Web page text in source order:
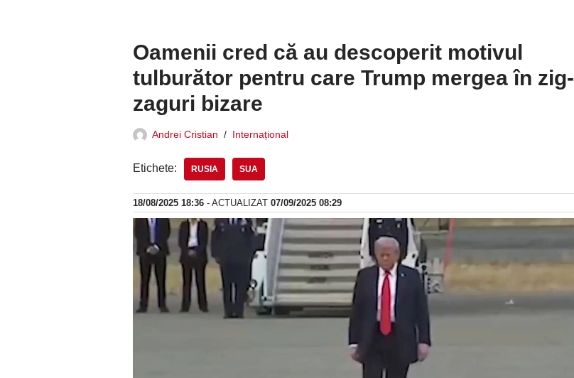
Oamenii cred că au descoperit motivul
tulburător pentru care Trump mergea în zig-
zaguri bizare
Andrei Cristian Internațional
Etichete: RUSIA SUA
18/08/2025 18:36 - ACTUALIZAT 07/09/2025 08:29